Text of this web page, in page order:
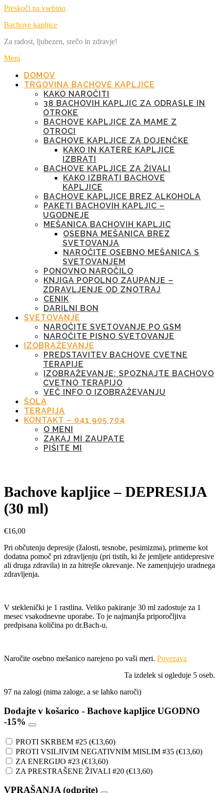
Preskoči na vsebino
Bachove kapljice
Za radost, ljubezen, srečo in zdravje!
Meni
DOMOV
TRGOVINA BACHOVE KAPLJICE
KAKO NAROČITI
38 BACHOVIH KAPLJIC ZA ODRASLE IN
OTROKE
BACHOVE KAPLJICE ZA MAME Z
OTROCI
BACHOVE KAPLJICE ZA DOJENČKE
KAKO IN KATERE KAPLJICE
IZBRATI
BACHOVE KAPLJICE ZA ŽIVALI
KAKO IZBRATI BACHOVE
KAPLJICE
BACHOVE KAPLJICE BREZ ALKOHOLA
PAKETI BACHOVIH KAPLJIC –
UGODNEJE
MEŠANICA BACHOVIH KAPLJIC
OSEBNA MEŠANICA BREZ
SVETOVANJA
NAROČITE OSEBNO MEŠANICA S
SVETOVANJEM
PONOVNO NAROČILO
KNJIGA POPOLNO ZAUPANJE –
ZDRAVLJENJE OD ZNOTRAJ
CENIK
DARILNI BON
SVETOVANJE
NAROČITE SVETOVANJE PO GSM
NAROČITE PISNO SVETOVANJE
IZOBRAŽEVANJE
PREDSTAVITEV BACHOVE CVETNE
TERAPIJE
IZOBRAŽEVANJE: SPOZNAJTE BACHOVO
CVETNO TERAPIJO
VEČ INFO O IZOBRAŽEVANJU
ŠOLA
TERAPIJA
KONTAKT – 041 905 704
O MENI
ZAKAJ MI ZAUPATE
PIŠITE MI
Bachove kapljice – DEPRESIJA
(30 ml)
€16,00
Pri občutenju depresije (žalosti, tesnobe, pesimizma), primerne kot
dodatna pomoč pri zdravljenju (pri tistih, ki že jemljete antidepresive
ali druga zdravila) in za hitrejše okrevanje. Ne zamenjujejo uradnega
zdravljenja.
V steklenički je 1 rastlina. Veliko pakiranje 30 ml zadostuje za 1
mesec vsakodnevne uporabe. To je najmanjša priporočljiva
predpisana količina po dr.Bach-u.
Naročite osebno mešanico narejeno po vaši meri. Povezava
Ta izdelek si ogleduje 5 oseb.
97 na zalogi (nima zaloge, a se lahko naroči)
Dodajte v košarico - Bachove kapljice UGODNO
-15%
PROTI SKRBEM #25 (€13,60)
PROTI VSILJIVIM NEGATIVNIM MISLIM #35 (€13,60)
ZA ENERGIJO #23 (€13,60)
ZA PRESTRAŠENE ŽIVALI #20 (€13,60)
VPRAŠANJA (odprite)